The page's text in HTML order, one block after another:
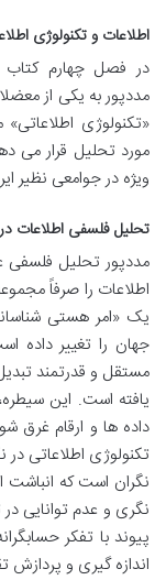
اطلاعات و تکنولوژی
در فصل چهارم کتاب
مددپور به یکی از
«تکنولوژی
مورد تحلیل قرار می
ویژه در جوامعی نظیر
تحلیل فلسفی اطلاعات
مددپور تحلیل فلسفی
اطلاعات را صرفاً
یک «امر هستی
جهان را تغییر داده
مستقل و قدرتمند
یافته است. این
داده ها و ارقام غرق
تکنولوژی اطلاعاتی در
نگران است که انباشت
نگری و عدم توانایی
پیوند با تفکر
اندازه گیری و